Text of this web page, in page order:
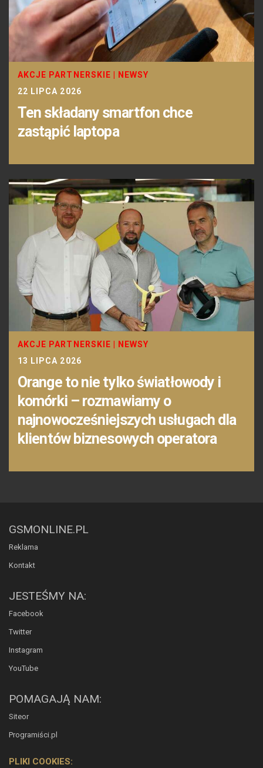
AKCJE PARTNERSKIE
NEWSY
22 LIPCA 2026
Ten składany smartfon chce
zastąpić laptopa
AKCJE PARTNERSKIE
NEWSY
13 LIPCA 2026
Orange to nie tylko światłowody i
komórki – rozmawiamy o
najnowocześniejszych usługach dla
klientów biznesowych operatora
GSMONLINE.PL
Reklama
Kontakt
JESTEŚMY NA:
Facebook
Twitter
Instagram
YouTube
POMAGAJĄ NAM:
Siteor
Programiści.pl
PLIKI COOKIES: